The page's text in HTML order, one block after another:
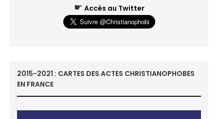
☛ Accès au Twitter
2015-2021 : CARTES DES ACTES CHRISTIANOPHOBES
EN FRANCE